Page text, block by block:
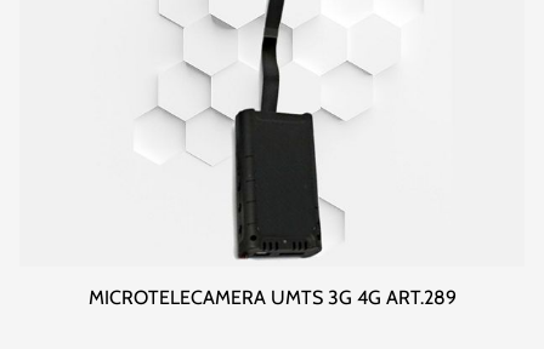
MICROTELECAMERA UMTS 3G 4G ART.289